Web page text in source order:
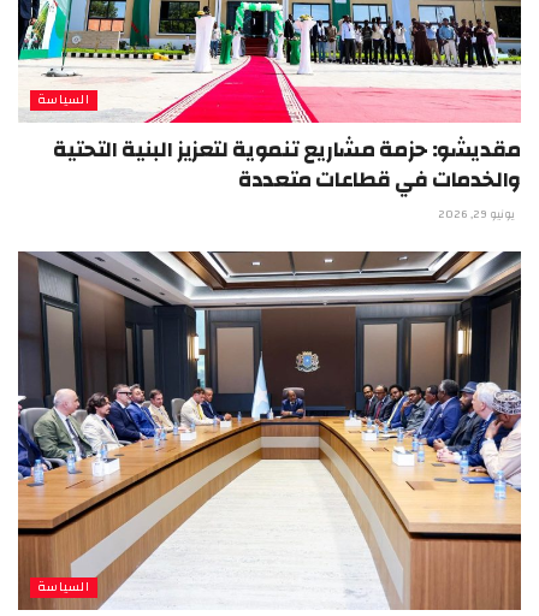
السياسة
مقديشو: حزمة مشاريع تنموية لتعزيز البنية التحتية
والخدمات في قطاعات متعددة
يونيو 29, 2026
السياسة